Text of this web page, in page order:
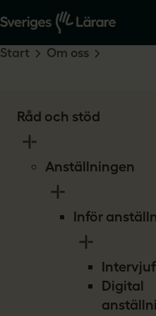
Råd och stöd
Anställningen
Inför
Digital
Start Om oss